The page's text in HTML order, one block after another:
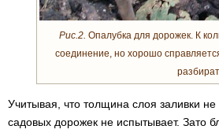
Рис.2. Опалубка для дорожек. К
соединение, но хорошо
Учитывая, что толщина слоя заливки
садовых дорожек не испытывает. Зато